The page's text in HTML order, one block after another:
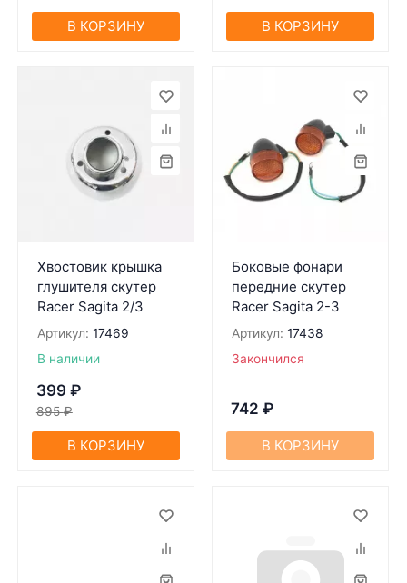
В КОРЗИНУ В КОРЗИНУ
Хвостовик крышка
глушителя скутер
Racer Sagita 2/3
Артикул: 17469
В наличии
399 ₽
895 ₽
В КОРЗИНУ
Боковые фонари
передние скутер
Racer Sagita 2-3
Артикул: 17438
Закончился
742 ₽
В КОРЗИНУ